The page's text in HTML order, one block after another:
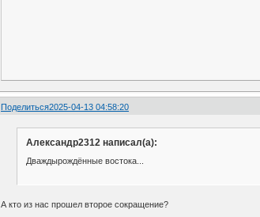
Поделиться2025-04-13 04:58:20
Александр2312 написал(а):
Дваждырождённые востока...
А кто из нас прошел второе сокращение?